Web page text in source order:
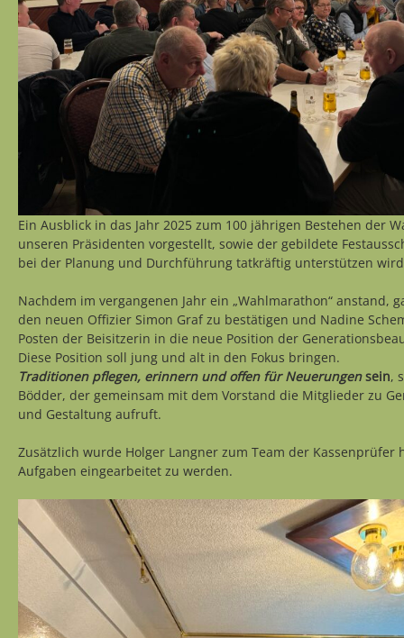
Ein Ausblick in das Jahr 2025 zum 100 jährigen Bestehen der
unseren Präsidenten vorgestellt, sowie der gebildete
bei der Planung und Durchführung tatkräftig unterstützen
Nachdem im vergangenen Jahr ein „Wahlmarathon“ anstand,
den neuen Offizier Simon Graf zu bestätigen und Nadine
Posten der Beisitzerin in die neue Position der
Diese Position soll jung und alt in den Fokus bringen.
Traditionen pflegen, erinnern und offen für Neuerungensein,
Bödder, der gemeinsam mit dem Vorstand die Mitglieder zu
und Gestaltung aufruft.
Zusätzlich wurde Holger Langner zum Team der
Aufgaben eingearbeitet zu werden.